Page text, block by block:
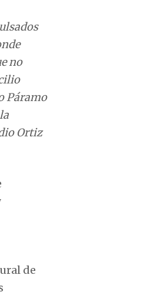
no
Páramo
Ortiz
de